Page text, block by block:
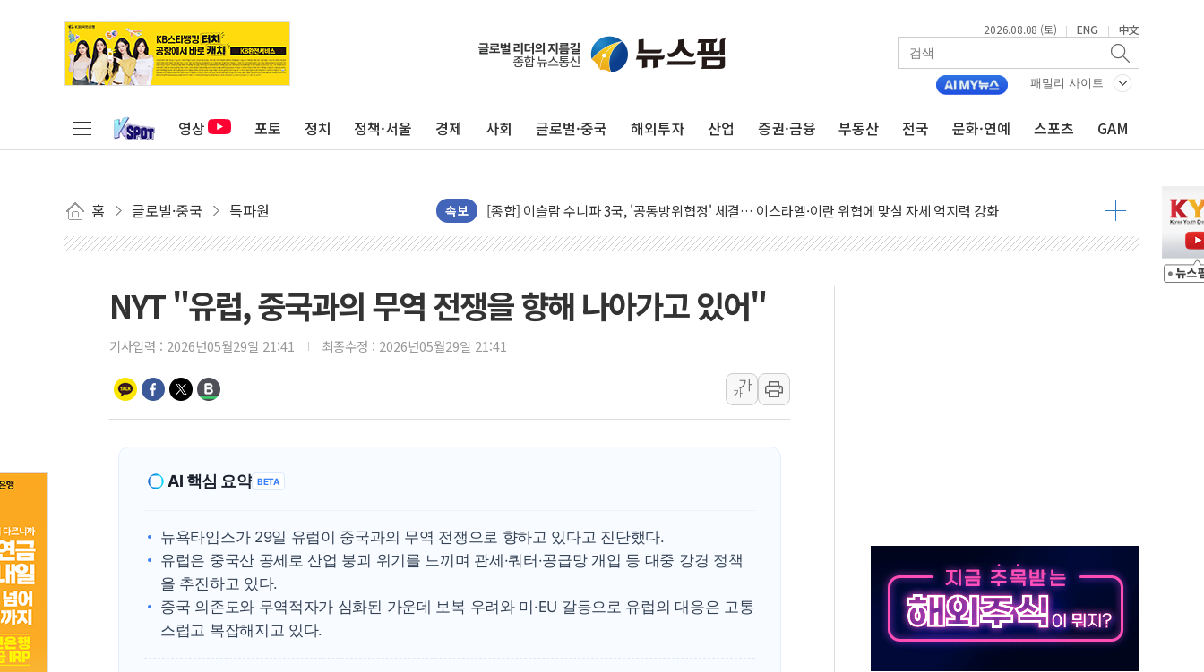
2026.08.08 (토) | ENG | 中文
패밀리 사이트
영상 포토 정치 정책·서울 경제 사회 글로벌·중국 해외투자 산업 증권·금융 부동산 전국 문화·연예 스포츠 GAM
홈 글로벌·중국 특파원 속보
유럽증시, 美 고용 예상 밖 부진에 연준 금리 인상 가능성 낮아지며 상승… STOXX 600 지수는 나흘 연속 최고치
미 연준 매파 기세 꺾이나…고용 감소에 9월 동결 전망 우세
트럼프, 백신·자폐증 행정명령 검토…"이르면 다음 주"
美 항소법원, 백악관 무도회장 공사 중단 명령…트럼프 제동
美 고용 쇼크에 엔화 장중 급등…시장은 "또 개입했나" 촉각
[AI MY 뉴스] 뉴욕 반도체주 프리뷰...美 고용 쇼크에 반도체주 '활짝'
뉴욕증시 프리뷰, 美 고용 쇼크에 금리 인상 우려 후퇴…나스닥 선물 1%대 상승
[종합] 美 7월 고용 2만3000명 감소 '쇼크'…9월 금리 인상 기대 후퇴
[사진] 이슬람 수니파 3개국, 공동방위협정 체결
뉴욕증시 개장 전 특징주...아틀라시안·클라우드플레어·태양광주↑ VS 트레이드데스크·웬디스↓
보훈부, 미 DPAA와 MOU… "6·25 미군 실종자 7359명 끝까지 찾겠다"
李 "해남 태양광, 대한민국 다음 100년 밑거름…수도권 집중 완화 전환점"
李 대통령, '6시간 마라톤 부동산 2차 회의' 주재… "전폭적 공급 확대·속도전 총력"
[사진] 빈살만과 에르도안의 만남
NYT "유럽, 중국과의 무역 전쟁을 향해 나아가고 있어"
기사입력 : 2026년05월29일 21:41 최종수정 : 2026년05월29일 21:41
가
가
AI 핵심 요약 BETA
뉴욕타임스가 29일 유럽이 중국과의 무역 전쟁으로 향하고 있다고 진단했다.
유럽은 중국산 공세로 산업 붕괴 위기를 느끼며 관세·쿼터·공급망 개입 등 대중 강경 정책
을 추진하고 있다.
중국 의존도와 무역적자가 심화된 가운데 보복 우려와 미·EU 갈등으로 유럽의 대응은 고통
스럽고 복잡해지고 있다.